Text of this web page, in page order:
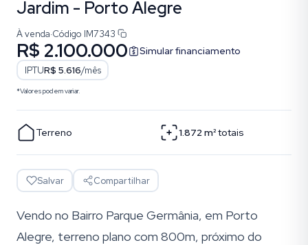
Jardim - Porto Alegre
À venda·Código IM7343
R$ 2.100.000 Simular financiamento
IPTUR$ 5.616/mês
*Valores podem variar.
Terreno 1.872 m²totais
Salvar Compartilhar
Vendo no Bairro Parque Germânia, em Porto
Alegre, terreno plano com 800m, próximo do